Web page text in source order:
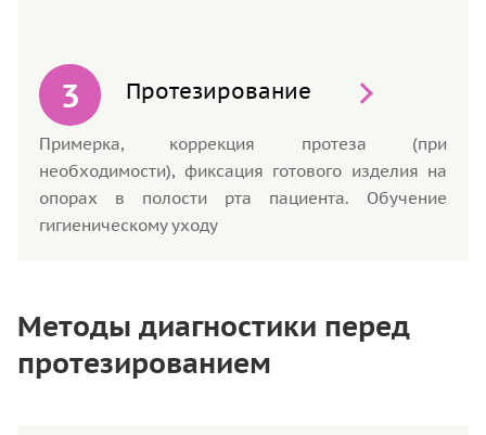
Протезирование
Примерка, коррекция протеза (при
необходимости), фиксация готового изделия на
опорах в полости рта пациента. Обучение
гигиеническому уходу
Методы диагностики перед
протезированием